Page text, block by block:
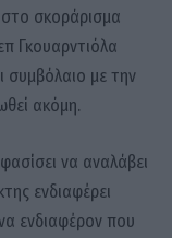
στο σκοράρισμα
Γκουαρντιόλα
συμβόλαιο με την
ακόμη.
να αναλάβει
ενδιαφέρει
ενδιαφέρον που